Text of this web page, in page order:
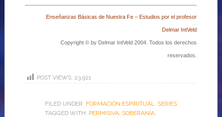
Enseñanzas Básicas de Nuestra Fe –Estudios por el profesor
Delmar IntVeld
Copyright © by Delmar IntVeld 2004. Todos los derechos
reservados.
POST VIEWS: 23,921
FILED UNDER: FORMACIÓN ESPIRITUAL, SERIES
TAGGED WITH: PERMISIVA, SOBERANÍA,